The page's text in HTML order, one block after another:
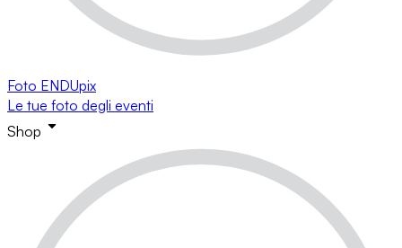
Foto ENDUpix
Le tue foto degli eventi
Shop